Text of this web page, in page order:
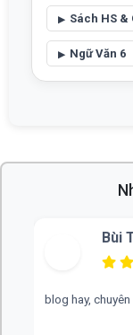
Sách HS &
Ngữ Văn 6
Bùi
blog hay,